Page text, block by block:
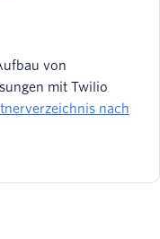
von
mit Twilio
nach